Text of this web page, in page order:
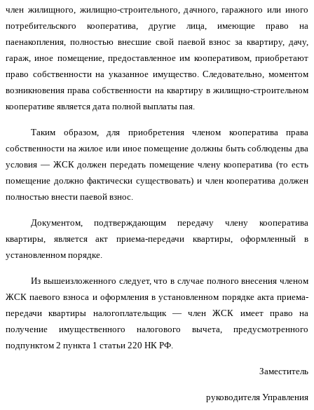
член жилищного, жилищно-строительного, дачного, гаражного или иного
потребительского кооператива, другие лица, имеющие право на
паенакопления, полностью внесшие свой паевой взнос за квартиру, дачу,
гараж, иное помещение, предоставленное им кооперативом, приобретают
право собственности на указанное имущество. Следовательно, моментом
возникновения права собственности на квартиру в жилищно-строительном
кооперативе является дата полной выплаты пая.
Таким образом, для приобретения членом кооператива права
собственности на жилое или иное помещение должны быть соблюдены два
условия — ЖСК должен передать помещение члену кооператива (то есть
помещение должно фактически существовать) и член кооператива должен
полностью внести паевой взнос.
Документом, подтверждающим передачу члену кооператива
квартиры, является акт приема-передачи квартиры, оформленный в
установленном порядке.
Из вышеизложенного следует, что в случае полного внесения членом
ЖСК паевого взноса и оформления в установленном порядке акта приема-
передачи квартиры налогоплательщик — член ЖСК имеет право на
получение имущественного налогового вычета, предусмотренного
подпунктом 2 пункта 1 статьи 220 НК РФ.
Заместитель
руководителя Управления